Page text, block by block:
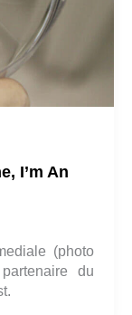
I’m An
(photo
du